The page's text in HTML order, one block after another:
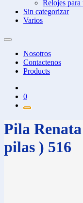
Relojes para
Sin categorizar
Varios
Nosotros
Contactenos
Products
0
Pila
pilas ) 516